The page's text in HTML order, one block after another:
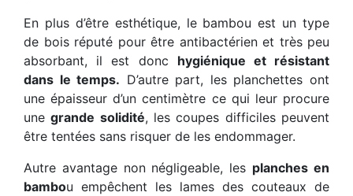
En plus d’être esthétique, le bambou est un type
de bois réputé pour être antibactérien et très peu
absorbant, il est donc hygiénique et résistant
dans le temps. D’autre part, les planchettes ont
une épaisseur d’un centimètre ce qui leur procure
unegrande solidité, les coupes difficiles peuvent
être tentées sans risquer de les endommager.
Autre avantage non négligeable, les planches en
bambou empêchent les lames des couteaux de